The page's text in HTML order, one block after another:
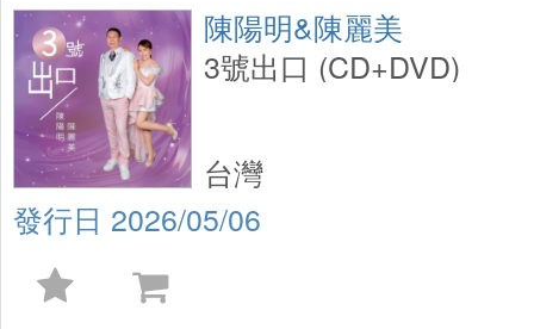
陳陽明&陳麗美
3號出口 (CD+DVD)
2026/05/06
台灣